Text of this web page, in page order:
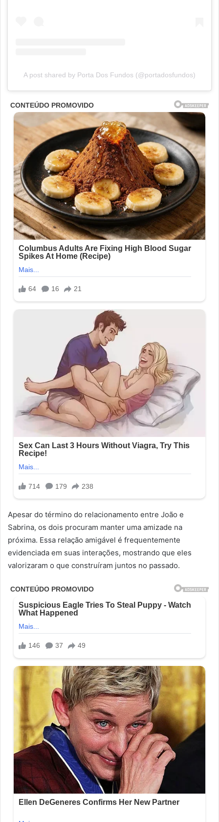
A post shared by Porta Dos Fundos (@portadosfundos)
Apesar do término do relacionamento entre João e
Sabrina, os dois procuram manter uma amizade na
próxima. Essa relação amigável é frequentemente
evidenciada em suas interações, mostrando que eles
valorizaram o que construíram juntos no passado.